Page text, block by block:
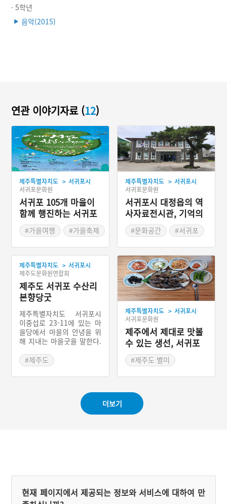
· 5학년
▶ 음악(2015)
연관 이야기자료 (12)
제주특별자치도 > 서귀포시
서귀포문화원
서귀포 105개 마을이
함께 행진하는 서귀포
칠십리축제
#가을여행
#가을축제
제주특별자치도 > 서귀포시
서귀포문화원
서귀포시 대정읍의 역
사자료전시관, 기억의
눌#문화공간
#서귀포
제주특별자치도 > 서귀포시
제주도문화원연합회
제주도 서귀포 수산리
본향당굿
제주특별자치도 서귀포시
이중섭로 23-11에 있는 마
을당에서 마을의 안녕을 위
해 지내는 마을굿을 말한다.
되는 규모의 슬레이트집으
로 되어 있다. 당 옆에는 신
목인 큰 팽나무가 있다. 원
나중에 당집을 지은 것이다.
#제주도
제주특별자치도 > 서귀포시
서귀포문화원
제주에서 제대로 맛볼
수 있는 생선, 서귀포
자리돔구이
#제주도 별미
더보기
현재 페이지에서 제공되는 정보와 서비스에 대하여 만